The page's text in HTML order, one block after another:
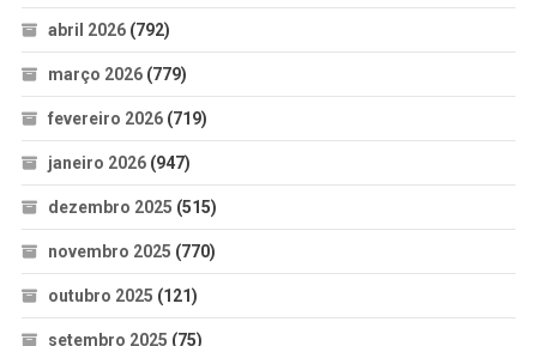
abril 2026(792)
março 2026(779)
fevereiro 2026(719)
janeiro 2026(947)
dezembro 2025 (515)
novembro 2025 (770)
outubro 2025 (121)
setembro 2025 (75)